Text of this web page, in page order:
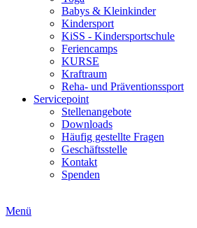
Babys & Kleinkinder
Kindersport
KiSS - Kindersportschule
Feriencamps
KURSE
Kraftraum
Reha- und Präventionssport
Servicepoint
Stellenangebote
Downloads
Häufig gestellte Fragen
Geschäftsstelle
Kontakt
Spenden
Menü